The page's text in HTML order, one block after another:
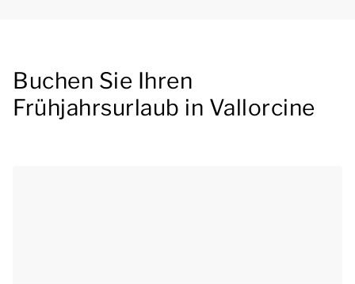
Buchen Sie Ihren
Frühjahrsurlaub in Vallorcine